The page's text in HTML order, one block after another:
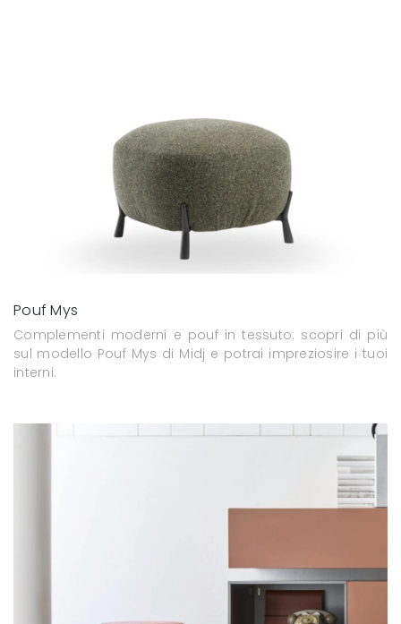
Pouf Mys
Complementi moderni e pouf in tessuto: scopri di più
sul modello Pouf Mys di Midj e potrai impreziosire i tuoi
interni.